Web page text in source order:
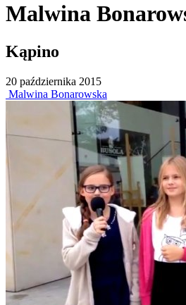
Malwina
Kąpino
20 października 2015
Malwina Bonarowska